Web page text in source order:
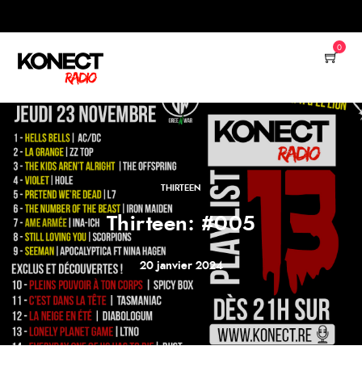
0
THIRTEEN
Thirteen: #005
20 janvier 2024